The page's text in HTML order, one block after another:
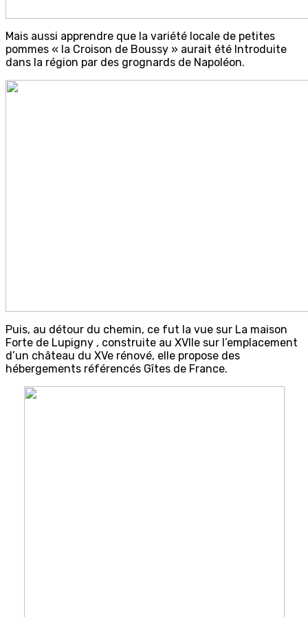
Mais aussi apprendre que la variété locale de petites
pommes « la Croison de Boussy » aurait été Introduite
dans la région par des grognards de Napoléon.
Puis, au détour du chemin, ce fut la vue sur La maison
Forte de Lupigny , construite au XVIIe sur l’emplacement
d’un château du XVe rénové, elle propose des
hébergements référencés Gîtes de France.